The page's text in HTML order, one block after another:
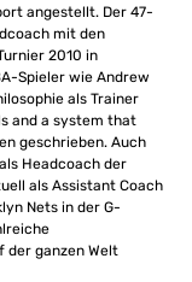
angestellt. Der 47-
mit den
2010 in
Spieler wie Andrew
als Trainer
and a system that
geschrieben. Auch
Headcoach der
als Assistant Coach
Nets in der G-
der ganzen Welt